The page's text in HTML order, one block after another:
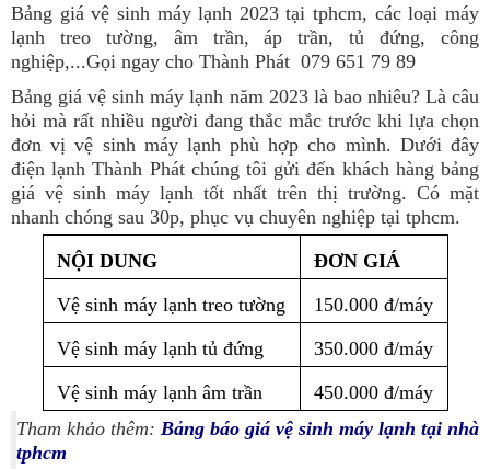
Bảng giá vệ sinh máy lạnh 2023 tại tphcm, các loại máy
lạnh treo tường, âm trần, áp trần, tủ đứng, công
nghiệp,...Gọi ngay cho Thành Phát 079 651 79 89
Bảng giá vệ sinh máy lạnh năm 2023 là bao nhiêu? Là câu
hỏi mà rất nhiều người đang thắc mắc trước khi lựa chọn
đơn vị vệ sinh máy lạnh phù hợp cho mình. Dưới đây
điện lạnh Thành Phát chúng tôi gửi đến khách hàng bảng
giá vệ sinh máy lạnh tốt nhất trên thị trường. Có mặt
nhanh chóng sau 30p, phục vụ chuyên nghiệp tại tphcm.
NỘI DUNG
ĐƠN GIÁ
Vệ sinh máy lạnh treo tường
150.000 đ/máy
Vệ sinh máy lạnh tủ đứng
350.000 đ/máy
Vệ sinh máy lạnh âm trần
450.000 đ/máy
Tham khảo thêm: Bảng báo giá vệ sinh máy lạnh tại nhà
tphcm